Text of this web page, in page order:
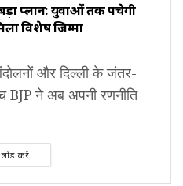
प्लान: युवाओं तक पहुंचेगी
विशेष जिम्मा
और दिल्ली के जंतर-
BJP ने अब अपनी रणनीति
करें